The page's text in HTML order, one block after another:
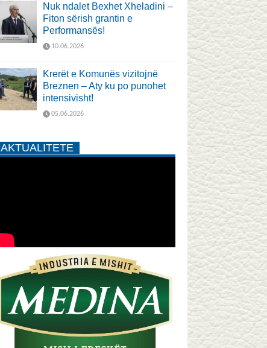
Nuk ndalet Bexhet Xheladini –
Fiton sërish grantin e
Performansës!
10.06.2026
Krerët e Komunës vizitojnë
Breznen – Aty ku po punohet
intensivisht!
05.06.2026
AKTUALITETE